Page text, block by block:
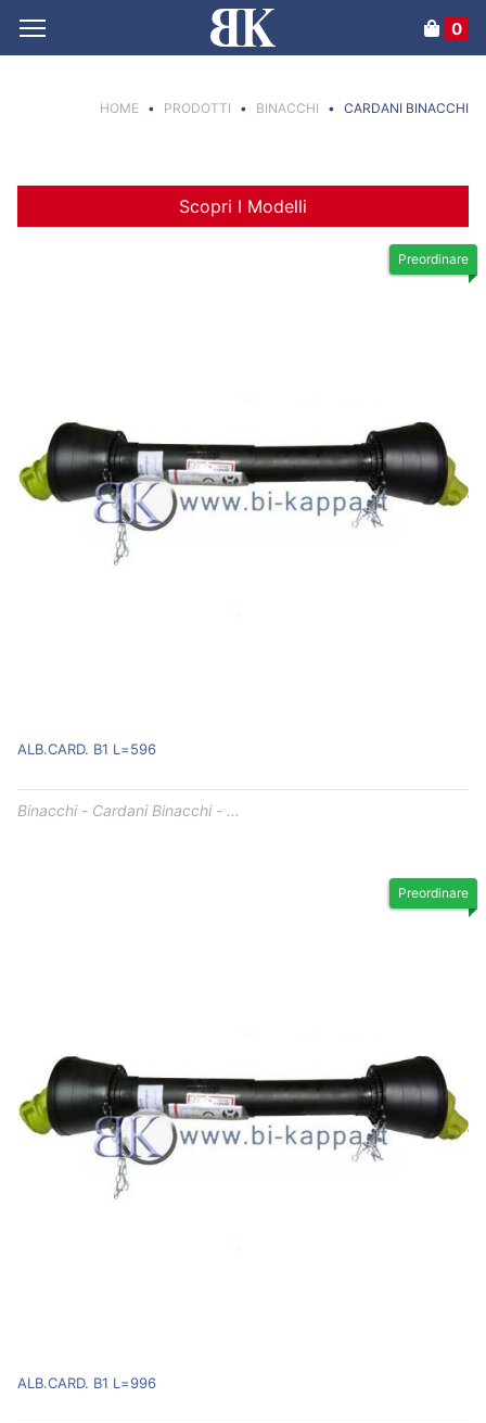
0
HOME • PRODOTTI • BINACCHI • CARDANI BINACCHI
Scopri I Modelli
Preordinare
ALB.CARD. B1 L=596
Binacchi - Cardani Binacchi - ...
Preordinare
ALB.CARD. B1 L=996